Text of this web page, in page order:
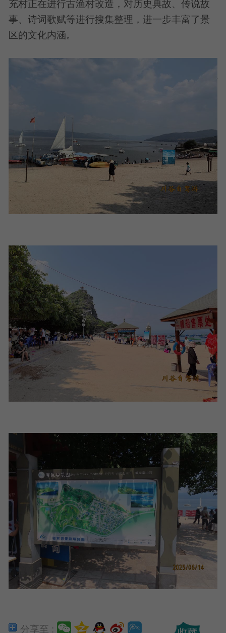
充村正在进行古渔村改造，对历史典故、传说故
事、诗词歌赋等进行搜集整理，进一步丰富了景
区的文化内涵。
分享至 :